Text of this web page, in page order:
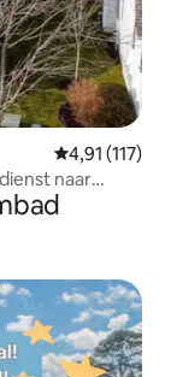
Gemiddelde
4,91 (117)
naar